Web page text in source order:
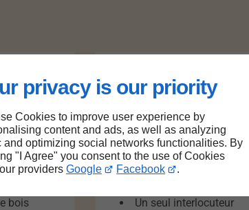
privacy is our priority
Cookies to improve user experience by
content and ads, as well as analyzing
and optimizing social networks functionalities. By
"I Agree" you consent to the use of Cookies
providers Google Facebook .
bois
Nos atouts
20 ans d'expérience
Réactivité
Un seul interlocuteur